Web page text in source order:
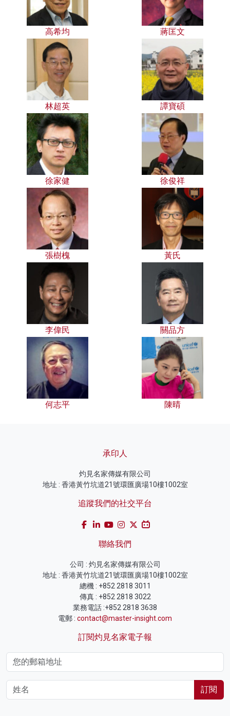
高希均 蔣匡文
林超英 譚寶碩
徐家健 徐俊祥
張樹槐 黃氏
李偉民 關品方
何志平 陳晴
承印人
灼見名家傳媒有限公司
地址 : 香港黃竹坑道21號環匯廣場10樓1002室
追蹤我們的社交平台
聯絡我們
公司 : 灼見名家傳媒有限公司
地址 : 香港黃竹坑道21號環匯廣場10樓1002室
總機 : +852 2818 3011
傳真 : +852 2818 3022
業務電話 :+852 2818 3638
電郵 : contact@master-insight.com
訂閱灼見名家電子報
訂閱